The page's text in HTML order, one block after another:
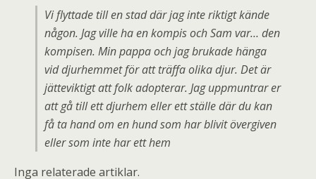
Vi flyttade till en stad där jag inte riktigt kände
någon. Jag ville ha en kompis och Sam var… den
kompisen. Min pappa och jag brukade hänga
vid djurhemmet för att träffa olika djur. Det är
jätteviktigt att folk adopterar. Jag uppmuntrar er
att gå till ett djurhem eller ett ställe där du kan
få ta hand om en hund som har blivit övergiven
eller som inte har ett hem
Inga relaterade artiklar.